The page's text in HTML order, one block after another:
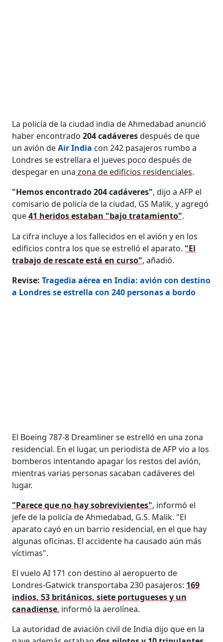
La policía de la ciudad india de Ahmedabad anunció
haber encontrado 204 cadáveresdespués de que
un avión deAir India con 242 pasajeros rumbo a
Londres se estrellara el jueves poco después de
despegar en una zona de edificios residenciales.
"Hemos encontrado 204 cadáveres", dijo a AFP el
comisario de policía de la ciudad, GS Malik, y agregó
que41 heridos estaban "bajo tratamiento".
La cifra incluye a los fallecidos en el avión y en los
edificios contra los que se estrelló el aparato. "El
trabajo de rescate está en curso", añadió.
Revise:Tragedia aérea en India: avión con destino
a Londres se estrella con 240 personas a bordo
El Boeing 787-8 Dreamliner se estrelló en una zona
residencial. En el lugar, un periodista de AFP vio a los
bomberos intentando apagar los restos del avión,
mientras varias personas sacaban cadáveres del
lugar.
"Parece que no hay sobrevivientes", informó el
jefe de la policía de Ahmedabad, G.S. Malik. "El
aparato cayó en un barrio residencial, en el que hay
algunas oficinas. El accidente ha causado aún más
víctimas".
El vuelo AI 171 con destino al aeropuerto de
Londres-Gatwick transportaba 230 pasajeros: 169
indios, 53 británicos, siete portugueses y un
canadiense, informó la aerolínea.
La autoridad de aviación civil de India dijo que en la